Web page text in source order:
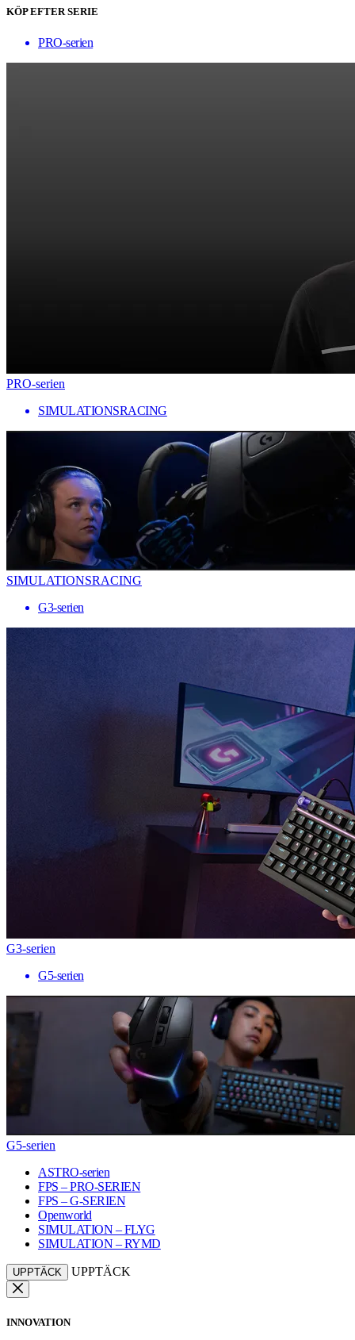
KÖP EFTER SERIE
PRO-serien
PRO-serien
SIMULATIONSRACING
SIMULATIONSRACING
G3-serien
G3-serien
G5-serien
G5-serien
ASTRO-serien
FPS – PRO-SERIEN
FPS – G-SERIEN
Openworld
SIMULATION – FLYG
SIMULATION – RYMD
UPPTÄCK UPPTÄCK
INNOVATION